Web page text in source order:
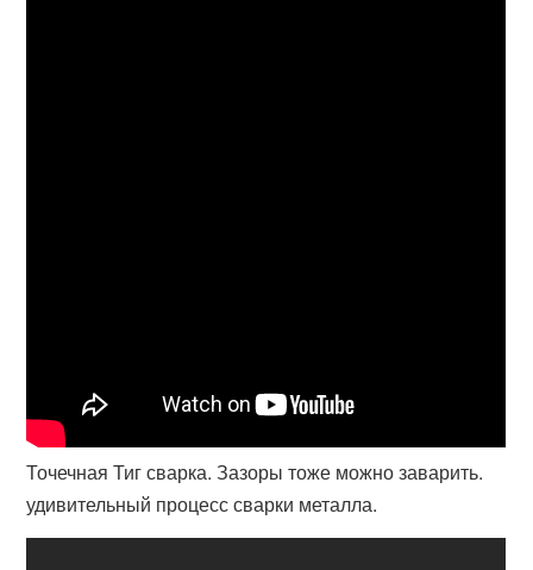
Точечная Тиг сварка. Зазоры тоже можно заварить.
удивительный процесс сварки металла.